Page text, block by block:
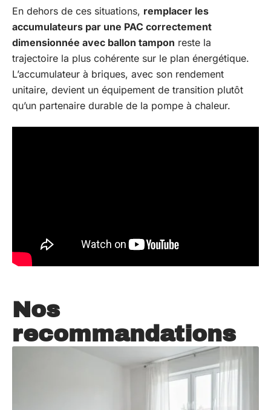
En dehors de ces situations, remplacer les
accumulateurs par une PAC correctement
dimensionnée avec ballon tampon reste la
trajectoire la plus cohérente sur le plan énergétique.
L’accumulateur à briques, avec son rendement
unitaire, devient un équipement de transition plutôt
qu’un partenaire durable de la pompe à chaleur.
Nos
recommandations